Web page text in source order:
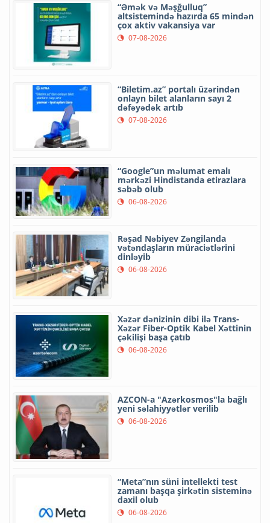
“Əmək və Məşğulluq”
altsistemində hazırda 65 mindən
çox aktiv vakansiya var
07-08-2026
“Biletim.az” portalı üzərindən
onlayn bilet alanların sayı 2
dəfəyədək artıb
07-08-2026
“Google”un məlumat emalı
mərkəzi Hindistanda etirazlara
səbəb olub
06-08-2026
Rəşad Nəbiyev Zəngilanda
vətəndaşların müraciətlərini
dinləyib
06-08-2026
Xəzər dənizinin dibi ilə Trans-
Xəzər Fiber-Optik Kabel Xəttinin
çəkilişi başa çatıb
06-08-2026
AZCON-a "Azərkosmos"la bağlı
yeni səlahiyyətlər verilib
06-08-2026
“Meta”nın süni intellekti test
zamanı başqa şirkətin sisteminə
daxil olub
06-08-2026